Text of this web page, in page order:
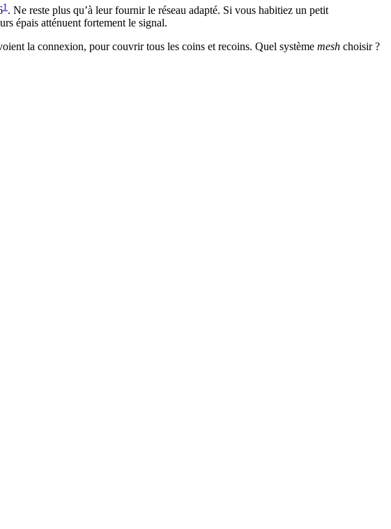
1 . Ne reste plus qu’à leur fournir le réseau adapté. Si vous habitiez un petit
épais atténuent fortement le signal.
la connexion, pour couvrir tous les coins et recoins. Quel système mesh choisir ?